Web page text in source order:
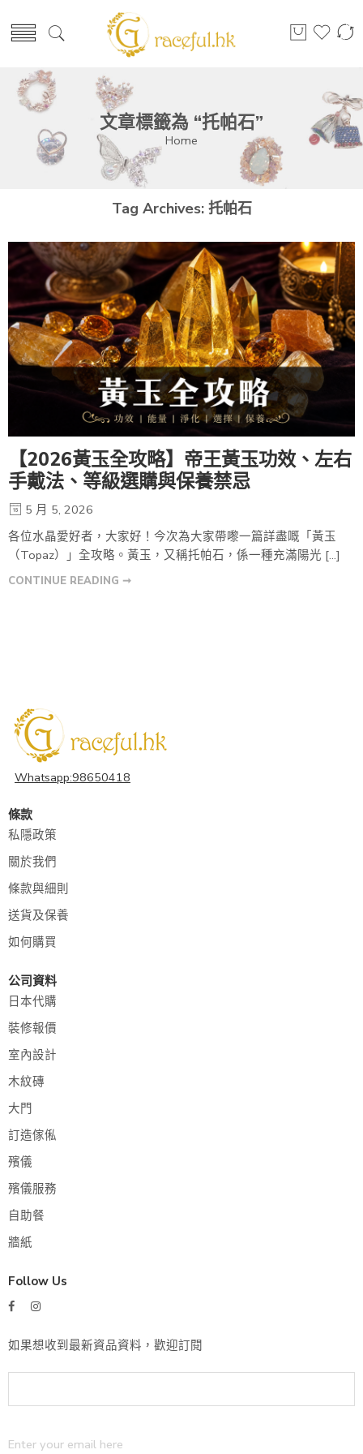
文章標籤為 “托帕石”
Home
Tag Archives: 托帕石
【2026黃玉全攻略】帝王黃玉功效、左右
手戴法、等級選購與保養禁忌
5 月 5, 2026
各位水晶愛好者，大家好！今次為大家帶嚟一篇詳盡嘅「黃玉
（Topaz）」全攻略。黃玉，又稱托帕石，係一種充滿陽光 […]
CONTINUE READING ➞
Whatsapp:98650418
條款
私隱政策
關於我們
條款與細則
送貨及保養
如何購買
公司資料
日本代購
裝修報價
室內設計
木紋磚
大門
訂造傢俬
殯儀
殯儀服務
自助餐
牆紙
Follow Us
如果想收到最新資品資料，歡迎訂閱